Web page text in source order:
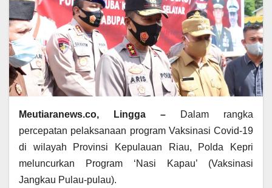
Meutiaranews.co, Lingga –
Dalam rangka
percepatan pelaksanaan program Vaksinasi Covid-19
di wilayah Provinsi Kepulauan Riau, Polda Kepri
meluncurkan Program ‘Nasi Kapau’ (Vaksinasi
Jangkau Pulau-pulau).